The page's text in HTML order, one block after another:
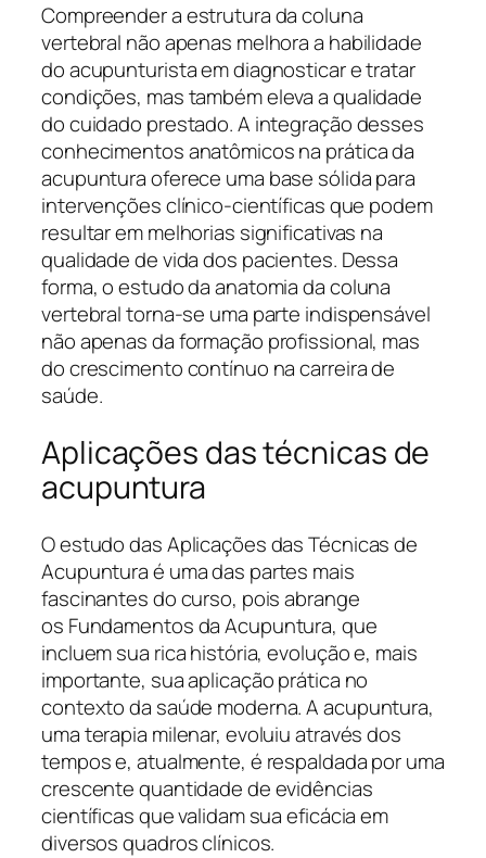
Compreender a estrutura da coluna
vertebral não apenas melhora a habilidade
do acupunturista em diagnosticar e tratar
condições, mas também eleva a qualidade
do cuidado prestado. A integração desses
conhecimentos anatômicos na prática da
acupuntura oferece uma base sólida para
intervenções clínico-científicas que podem
resultar em melhorias significativas na
qualidade de vida dos pacientes. Dessa
forma, o estudo da anatomia da coluna
vertebral torna-se uma parte indispensável
não apenas da formação profissional, mas
do crescimento contínuo na carreira de
saúde.
Aplicações das técnicas de
acupuntura
O estudo das Aplicações das Técnicas de
Acupuntura é uma das partes mais
fascinantes do curso, pois abrange
os Fundamentos da Acupuntura, que
incluem sua rica história, evolução e, mais
importante, sua aplicação prática no
contexto da saúde moderna. A acupuntura,
uma terapia milenar, evoluiu através dos
tempos e, atualmente, é respaldada por uma
crescente quantidade de evidências
científicas que validam sua eficácia em
diversos quadros clínicos.